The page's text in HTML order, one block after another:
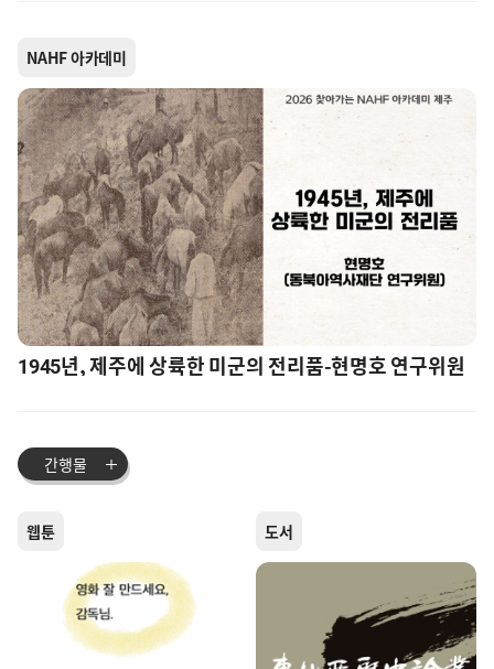
NAHF 아카데미
1945년, 제주에 상륙한 미군의 전리품-현명호 연구위원
간행물
웹툰 도서